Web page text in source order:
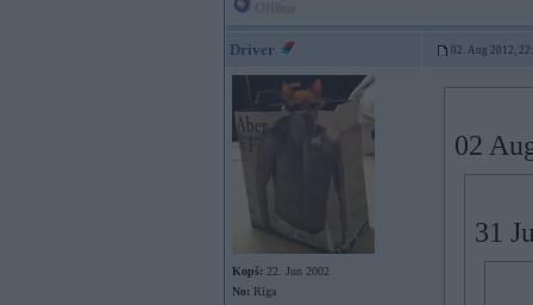
Driver 02. Aug 2012,
Kopš: 22. Jun 2002
No: Rīga
02
31